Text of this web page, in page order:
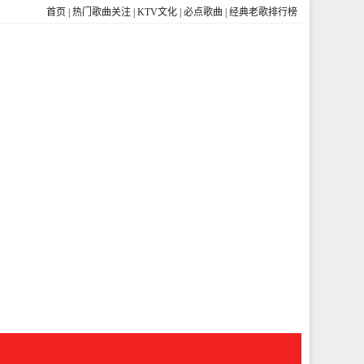
首页 热门歌曲关注 KTV文化 必点歌曲 经典老歌排行榜